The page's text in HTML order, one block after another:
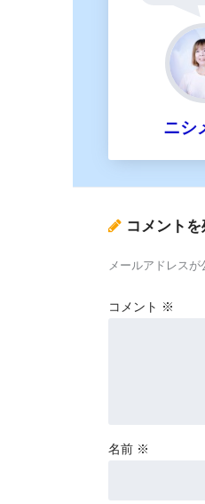
ニシ
コメント
メールアドレスが
コメント ※
名前 ※